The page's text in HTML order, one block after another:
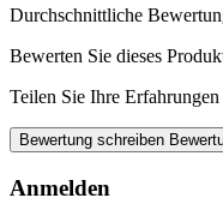
Durchschnittliche
Bewerten Sie dieses
Teilen Sie Ihre
Bewertung schreiben
Anmelden